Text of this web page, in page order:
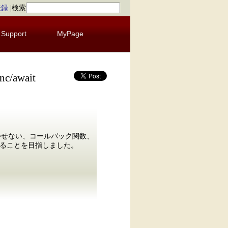
検索
Support MyPage
await
ない、コールバック関数、
ことを目指しました。